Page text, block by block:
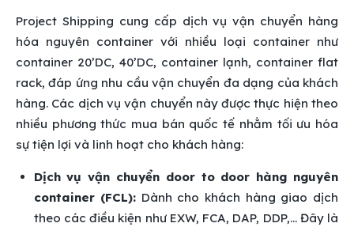
Project Shipping cung cấp dịch vụ vận chuyển hàng
hóa nguyên container với nhiều loại container như
container 20’DC, 40’DC, container lạnh, container flat
rack, đáp ứng nhu cầu vận chuyển đa dạng của khách
hàng. Các dịch vụ vận chuyển này được thực hiện theo
nhiều phương thức mua bán quốc tế nhằm tối ưu hóa
sự tiện lợi và linh hoạt cho khách hàng:
Dịch vụ vận chuyển door to door hàng nguyên
container (FCL): Dành cho khách hàng giao dịch
theo các điều kiện như EXW, FCA, DAP, DDP,… Đây là